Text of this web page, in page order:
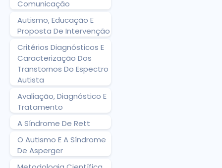
Comunicação
Autismo, Educação E
Proposta De Intervenção
Critérios Diagnósticos E
Caracterização Dos
Transtornos Do Espectro
Autista
Avaliação, Diagnóstico E
Tratamento
A Síndrome De Rett
O Autismo E A Síndrome
De Asperger